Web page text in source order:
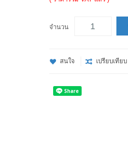
จำนวน
สนใจ เปรียบเทียบ